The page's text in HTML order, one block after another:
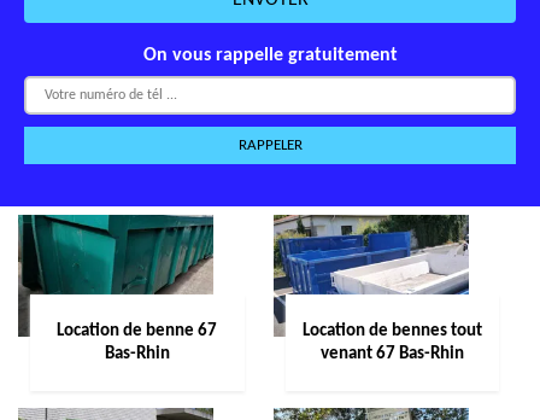
On vous rappelle gratuitement
Location de benne 67
Bas-Rhin
Location de bennes tout
venant 67 Bas-Rhin